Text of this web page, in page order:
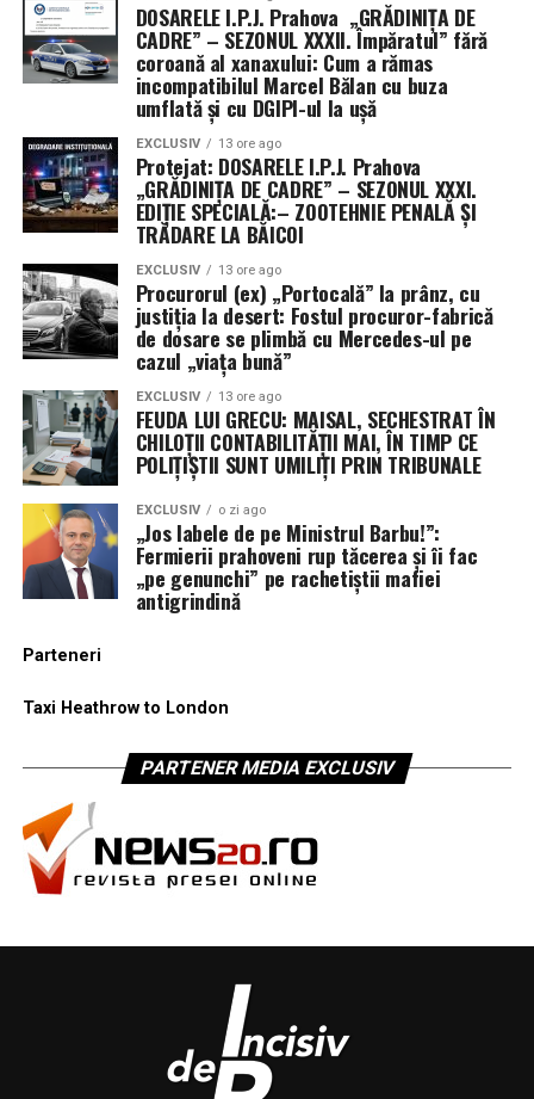
DOSARELE I.P.J. Prahova „GRĂDINIȚA DE
CADRE” – SEZONUL XXXII. Împăratul” fără
coroană al xanaxului: Cum a rămas
incompatibilul Marcel Bălan cu buza
umflată și cu DGIPI-ul la ușă
EXCLUSIV 13 ore ago
Protejat: DOSARELE I.P.J. Prahova
„GRĂDINIȚA DE CADRE” – SEZONUL XXXI.
EDIȚIE SPECIALĂ:– ZOOTEHNIE PENALĂ ȘI
TRĂDARE LA BĂICOI
EXCLUSIV 13 ore ago
Procurorul (ex) „Portocală” la prânz, cu
justiția la desert: Fostul procuror-fabrică
de dosare se plimbă cu Mercedes-ul pe
cazul „viața bună”
EXCLUSIV 13 ore ago
FEUDA LUI GRECU: MAISAL, SECHESTRAT ÎN
CHILOȚII CONTABILITĂȚII MAI, ÎN TIMP CE
POLIȚIȘTII SUNT UMILIȚI PRIN TRIBUNALE
EXCLUSIV o zi ago
„Jos labele de pe Ministrul Barbu!”:
Fermierii prahoveni rup tăcerea și îi fac
„pe genunchi” pe rachetiștii mafiei
antigrindină
Parteneri
Taxi Heathrow to London
PARTENER MEDIA EXCLUSIV